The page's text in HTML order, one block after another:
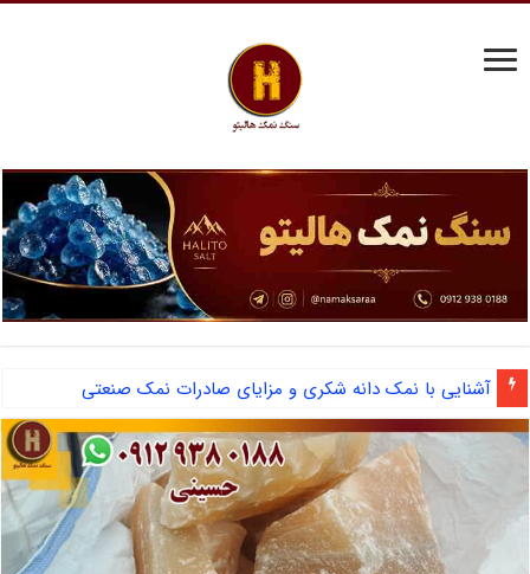
آشنایی با نمک دانه شکری و مزایای صادرات نمک صنعتی